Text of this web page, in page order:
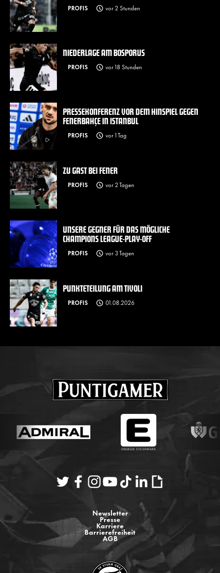
PROFIS vor 2 Stunden
NIEDERLAGE AM BOSPORUS
PROFIS vor 18 Stunden
PRESSEKONFERENZ VOR DEM HINSPIEL GEGEN
FENERBAHÇE IN ISTANBUL
PROFIS vor 1 Tag
ZU GAST BEI FENER
PROFIS vor 2 Tagen
UNSERE GEGNER FÜR DAS MÖGLICHE
CHAMPIONS LEAGUE-PLAY-OFF
PROFIS vor 3 Tagen
PUNKTETEILUNG AM TIVOLI
PROFIS 01.08.2026
Newsletter
Presse
Karriere
Barrierefreiheit
AGB